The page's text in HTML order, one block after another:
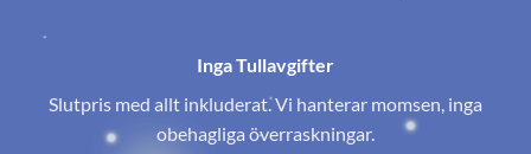
Inga Tullavgifter
Slutpris med allt inkluderat. Vi hanterar momsen, inga
obehagliga överraskningar.